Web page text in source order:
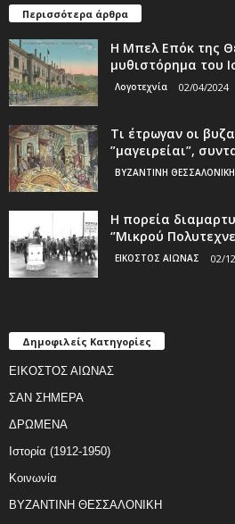
Περισσότερα άρθρα
Η Μπελ Επόκ της
μυθιστόρημα του
Λογοτεχνία 02/04/2024
Τι έτρωγαν οι
”μαγειρείαι”,
ΒΥΖΑΝΤΙΝΗ ΘΕΣΣΑΛΟΝΙΚΗ
Η πορεία
‘’Μικρού
ΕΙΚΟΣΤΟΣ ΑΙΩΝΑΣ 02/
Δημοφιλείς Κατηγορίες
ΕΙΚΟΣΤΟΣ ΑΙΩΝΑΣ
ΣΑΝ ΣΗΜΕΡΑ
ΔΡΩΜΕΝΑ
Ιστορία (1912-1950)
Κοινωνία
ΒΥΖΑΝΤΙΝΗ ΘΕΣΣΑΛΟΝΙΚΗ